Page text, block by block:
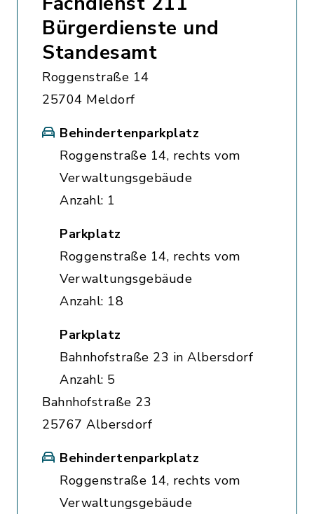
Bürgerdienste und
Standesamt
Roggenstraße 14
25704 Meldorf
Behindertenparkplatz
Roggenstraße 14, rechts vom
Verwaltungsgebäude
Anzahl: 1
Parkplatz
Roggenstraße 14, rechts vom
Verwaltungsgebäude
Anzahl: 18
Parkplatz
Bahnhofstraße 23 in Albersdorf
Anzahl: 5
Bahnhofstraße 23
25767 Albersdorf
Behindertenparkplatz
Roggenstraße 14, rechts vom
Verwaltungsgebäude